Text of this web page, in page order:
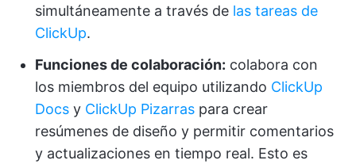
simultáneamente a través de las tareas de
ClickUp.
Funciones de colaboración: colabora con
los miembros del equipo utilizando ClickUp
Docs y ClickUp Pizarras para crear
resúmenes de diseño y permitir comentarios
y actualizaciones en tiempo real. Esto es